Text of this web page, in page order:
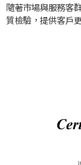
隨著市場與服務客
質檢驗，提供客戶